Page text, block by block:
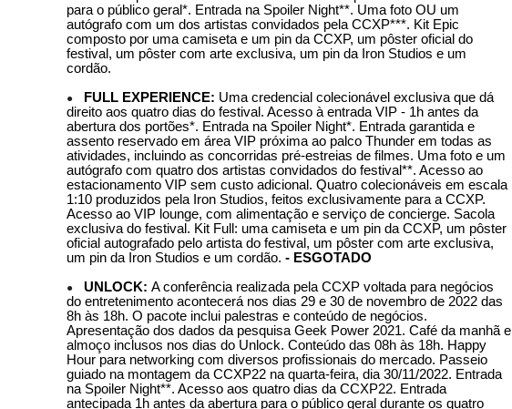
para o público geral*. Entrada na Spoiler Night**. Uma foto OU um
autógrafo com um dos artistas convidados pela CCXP***. Kit Epic
composto por uma camiseta e um pin da CCXP, um pôster oficial do
festival, um pôster com arte exclusiva, um pin da Iron Studios e um
cordão.
● FULL EXPERIENCE: Uma credencial colecionável exclusiva que dá
direito aos quatro dias do festival. Acesso à entrada VIP - 1h antes da
abertura dos portões*. Entrada na Spoiler Night*. Entrada garantida e
assento reservado em área VIP próxima ao palco Thunder em todas as
atividades, incluindo as concorridas pré-estreias de filmes. Uma foto e um
autógrafo com quatro dos artistas convidados do festival**. Acesso ao
estacionamento VIP sem custo adicional. Quatro colecionáveis em escala
1:10 produzidos pela Iron Studios, feitos exclusivamente para a CCXP.
Acesso ao VIP lounge, com alimentação e serviço de concierge. Sacola
exclusiva do festival. Kit Full: uma camiseta e um pin da CCXP, um pôster
oficial autografado pelo artista do festival, um pôster com arte exclusiva,
um pin da Iron Studios e um cordão. - ESGOTADO
● UNLOCK: A conferência realizada pela CCXP voltada para negócios
do entretenimento acontecerá nos dias 29 e 30 de novembro de 2022 das
8h às 18h. O pacote inclui palestras e conteúdo de negócios.
Apresentação dos dados da pesquisa Geek Power 2021. Café da manhã e
almoço inclusos nos dias do Unlock. Conteúdo das 08h às 18h. Happy
Hour para networking com diversos profissionais do mercado. Passeio
guiado na montagem da CCXP22 na quarta-feira, dia 30/11/2022. Entrada
na Spoiler Night**. Acesso aos quatro dias da CCXP22. Entrada
antecipada 1h antes da abertura para o público geral durante os quatro